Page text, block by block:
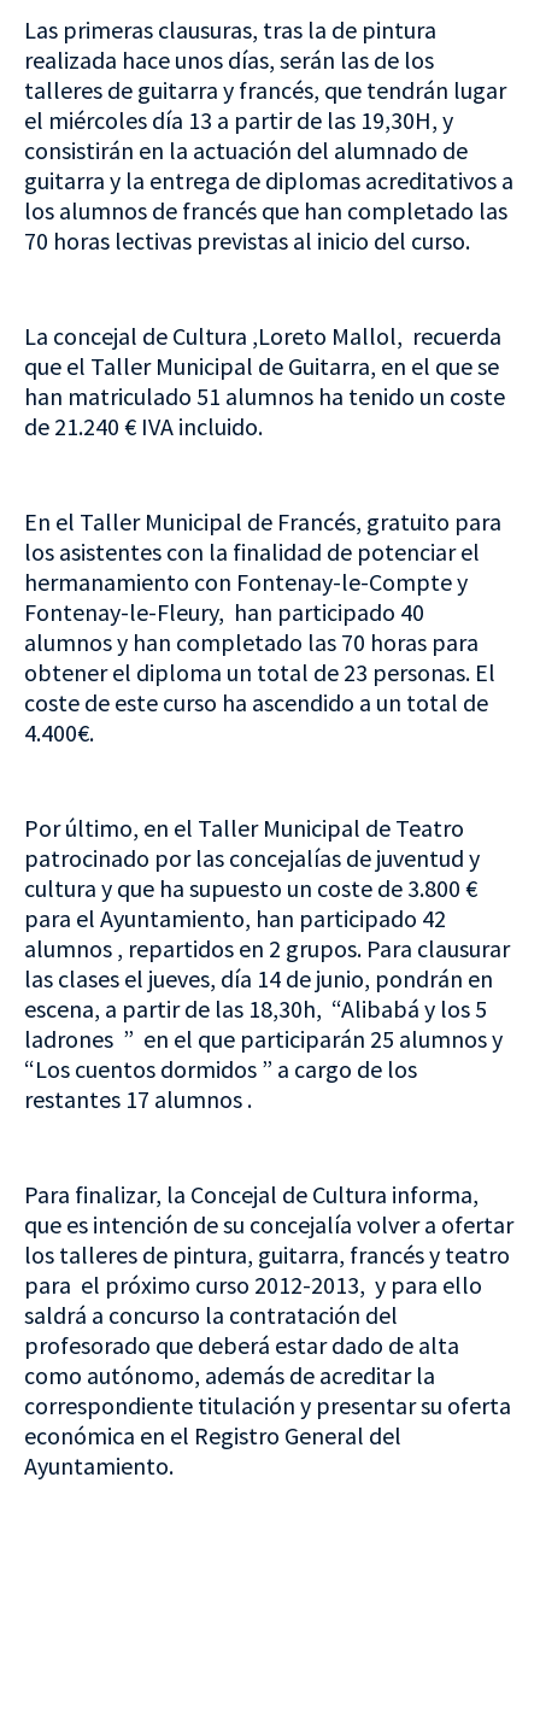
Las primeras clausuras, tras la de pintura
realizada hace unos días, serán las de los
talleres de guitarra y francés, que tendrán lugar
el miércoles día 13 a partir de las 19,30H, y
consistirán en la actuación del alumnado de
guitarra y la entrega de diplomas acreditativos a
los alumnos de francés que han completado las
70 horas lectivas previstas al inicio del curso.
La concejal de Cultura ,Loreto Mallol, recuerda
que el Taller Municipal de Guitarra, en el que se
han matriculado 51 alumnos ha tenido un coste
de 21.240 € IVA incluido.
En el Taller Municipal de Francés, gratuito para
los asistentes con la finalidad de potenciar el
hermanamiento con Fontenay-le-Compte y
Fontenay-le-Fleury, han participado 40
alumnos y han completado las 70 horas para
obtener el diploma un total de 23 personas. El
coste de este curso ha ascendido a un total de
4.400€.
Por último, en el Taller Municipal de Teatro
patrocinado por las concejalías de juventud y
cultura y que ha supuesto un coste de 3.800 €
para el Ayuntamiento, han participado 42
alumnos , repartidos en 2 grupos. Para clausurar
las clases el jueves, día 14 de junio, pondrán en
escena, a partir de las 18,30h, “Alibabá y los 5
ladrones ” en el que participarán 25 alumnos y
“Los cuentos dormidos ” a cargo de los
restantes 17 alumnos .
Para finalizar, la Concejal de Cultura informa,
que es intención de su concejalía volver a ofertar
los talleres de pintura, guitarra, francés y teatro
para el próximo curso 2012-2013, y para ello
saldrá a concurso la contratación del
profesorado que deberá estar dado de alta
como autónomo, además de acreditar la
correspondiente titulación y presentar su oferta
económica en el Registro General del
Ayuntamiento.